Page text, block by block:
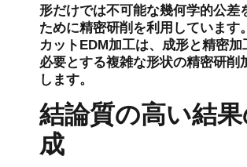
形だけでは不可能な幾何学的公差
ために精密研削を利用しています
カットEDM加工は、成形と精密加
必要とする複雑な形状の精密研削
します。
結論質の高い結
成